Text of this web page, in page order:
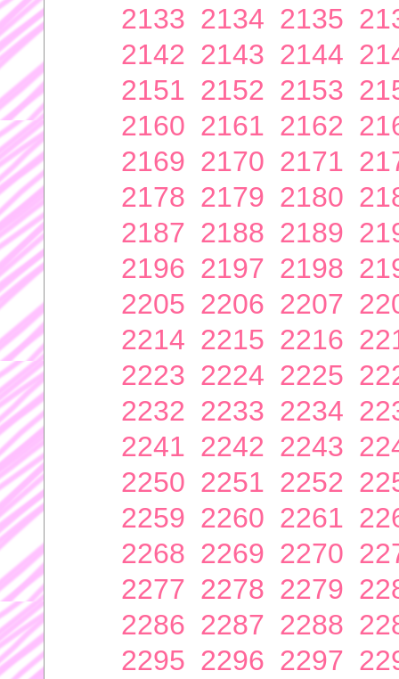
2133 2134 2135
2142 2143 2144
2151 2152 2153
2160 2161 2162
2169 2170 2171
2178 2179 2180
2187 2188 2189
2196 2197 2198
2205 2206 2207
2214 2215 2216
2223 2224 2225
2232 2233 2234
2241 2242 2243
2250 2251 2252
2259 2260 2261
2268 2269 2270
2277 2278 2279
2286 2287 2288
2295 2296 2297